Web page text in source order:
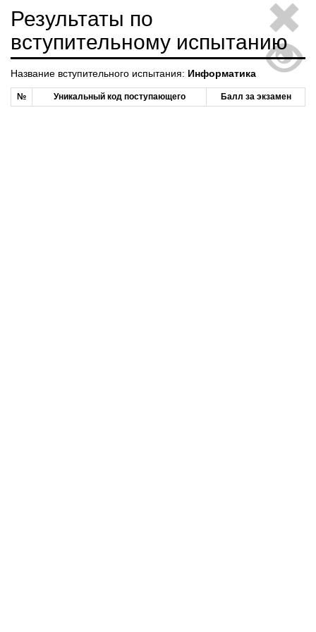
Результаты по
вступительному испытанию
Название вступительного испытания: Информатика
№ Уникальный код поступающего Балл за экзамен